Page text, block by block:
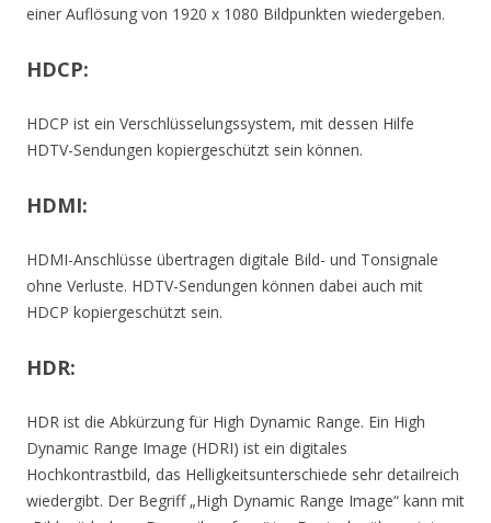
einer Auflösung von 1920 x 1080 Bildpunkten wiedergeben.
HDCP:
HDCP ist ein Verschlüsselungssystem, mit dessen Hilfe
HDTV-Sendungen kopiergeschützt sein können.
HDMI:
HDMI-Anschlüsse übertragen digitale Bild- und Tonsignale
ohne Verluste. HDTV-Sendungen können dabei auch mit
HDCP kopiergeschützt sein.
HDR:
HDR ist die Abkürzung für High Dynamic Range. Ein High
Dynamic Range Image (HDRI) ist ein digitales
Hochkontrastbild, das Helligkeitsunterschiede sehr detailreich
wiedergibt. Der Begriff „High Dynamic Range Image“ kann mit